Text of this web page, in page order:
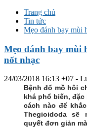
Trang chủ
Tin tức
Mẹo đánh bay mùi
Mẹo đánh bay mùi
nốt nhạc
24/03/2018 16:13 +07 -
Bệnh đổ mồ hôi
khá phổ biến,
cách nào để
Thegioidoda sẽ
quyết đơn giản